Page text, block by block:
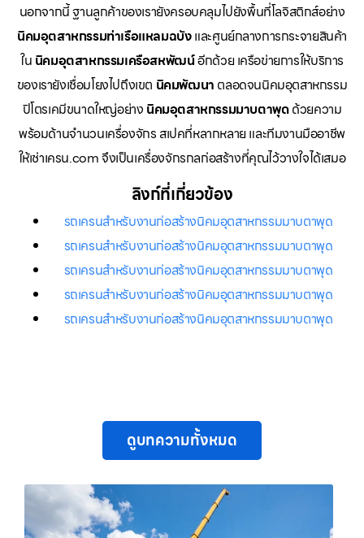
นอกจากนี้ ฐานลูกค้าของเรายังครอบคลุมไปยังพื้นที่โลจิสติกส์อย่าง
นิคมอุตสาหกรรมท่าเรือแหลมฉบังและศูนย์กลางการกระจายสินค้า
ใน นิคมอุตสาหกรรมเครือสหพัฒน์อีกด้วย เครือข่ายการให้บริการ
ของเรายังเชื่อมโยงไปถึงเขต นิคมพัฒนา ตลอดจนนิคมอุตสาหกรรม
ปิโตรเคมีขนาดใหญ่อย่าง นิคมอุตสาหกรรมมาบตาพุดด้วยความ
พร้อมด้านจำนวนเครื่องจักร สเปคที่หลากหลาย และทีมงานมืออาชีพ
ให้เช่าเครน.com จึงเป็นเครื่องจักรกลก่อสร้างที่คุณไว้วางใจได้เสมอ
ลิงก์ที่เกี่ยวข้อง
รถเครนสำหรับงานก่อสร้างนิคมอุตสาหกรรมมาบตาพุด
รถเครนสำหรับงานก่อสร้างนิคมอุตสาหกรรมมาบตาพุด
รถเครนสำหรับงานก่อสร้างนิคมอุตสาหกรรมมาบตาพุด
รถเครนสำหรับงานก่อสร้างนิคมอุตสาหกรรมมาบตาพุด
รถเครนสำหรับงานก่อสร้างนิคมอุตสาหกรรมมาบตาพุด
ดูบทความทั้งหมด